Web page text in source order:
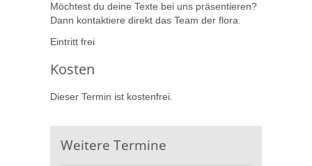
Möchtest du deine Texte bei uns präsentieren?
Dann kontaktiere direkt das Team der flora.
Eintritt frei
Kosten
Dieser Termin ist kostenfrei.
Weitere Termine